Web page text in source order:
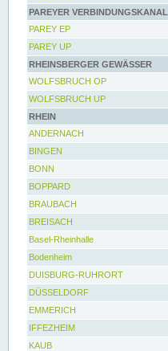
PAREYER VERBINDUNGSKANAL
PAREY EP
PAREY UP
RHEINSBERGER GEWÄSSER
WOLFSBRUCH OP
WOLFSBRUCH UP
RHEIN
ANDERNACH
BINGEN
BONN
BOPPARD
BRAUBACH
BREISACH
Basel-Rheinhalle
Bodenheim
DUISBURG-RUHRORT
DÜSSELDORF
EMMERICH
IFFEZHEIM
KAUB